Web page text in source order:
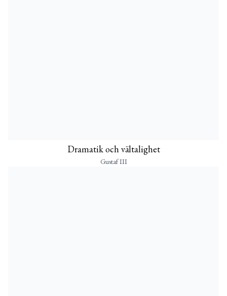
Dramatik och vältalighet
Gustaf III